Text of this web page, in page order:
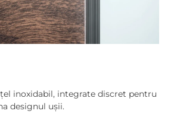
inoxidabil, integrate discret pentru
designul ușii.